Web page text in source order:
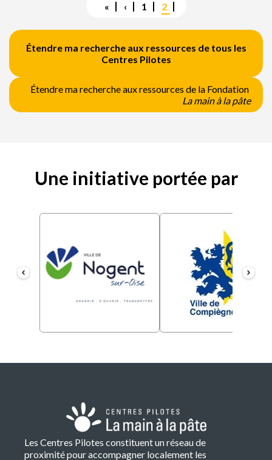
Première
«
Page
précédente
‹ Page
1
Page
courante
2
Étendre ma recherche aux ressources de tous les
Centres Pilotes
Étendre ma recherche aux ressources de la Fondation
La main à la pâte
Une initiative portée par
Les Centres Pilotes constituent un réseau de
proximité pour accompagner localement les